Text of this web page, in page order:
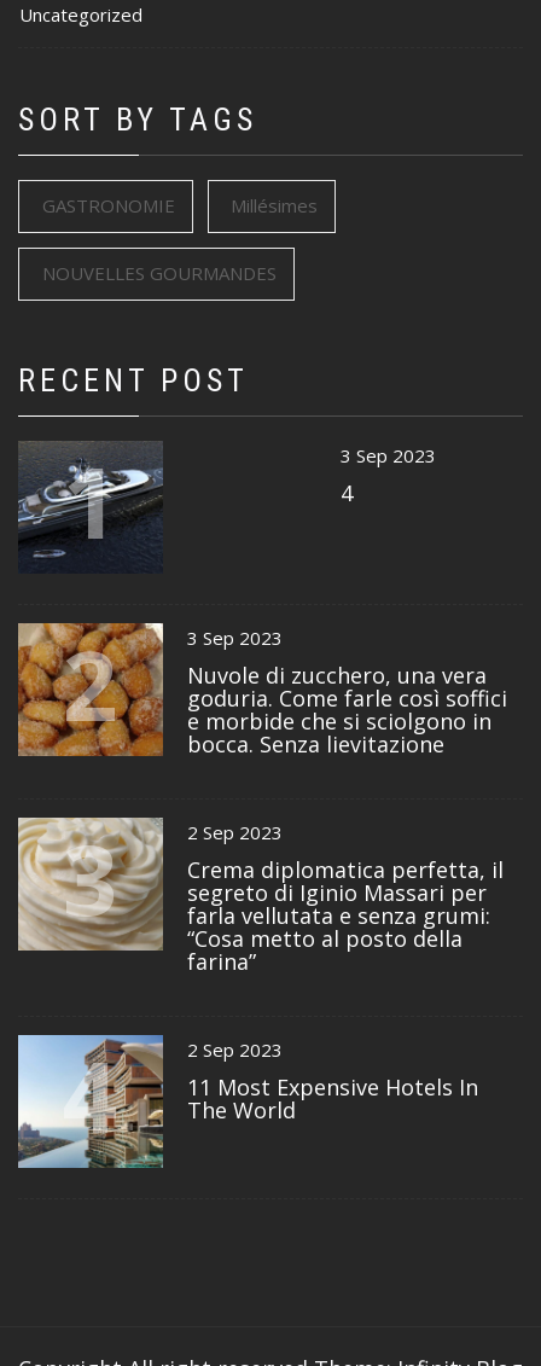
Uncategorized
SORT BY TAGS
GASTRONOMIE Millésimes
NOUVELLES GOURMANDES
RECENT POST
1 3 Sep 2023
4
2 3 Sep 2023
Nuvole di zucchero, una vera
goduria. Come farle così soffici
e morbide che si sciolgono in
bocca. Senza lievitazione
3 2 Sep 2023
Crema diplomatica perfetta, il
segreto di Iginio Massari per
farla vellutata e senza grumi:
“Cosa metto al posto della
farina”
4 2 Sep 2023
11 Most Expensive Hotels In
The World